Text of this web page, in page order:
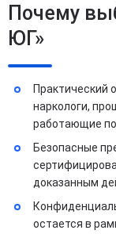
Почему
ЮГ»
Практический
наркологи,
работающие
Безопасные
доказанным
остается в